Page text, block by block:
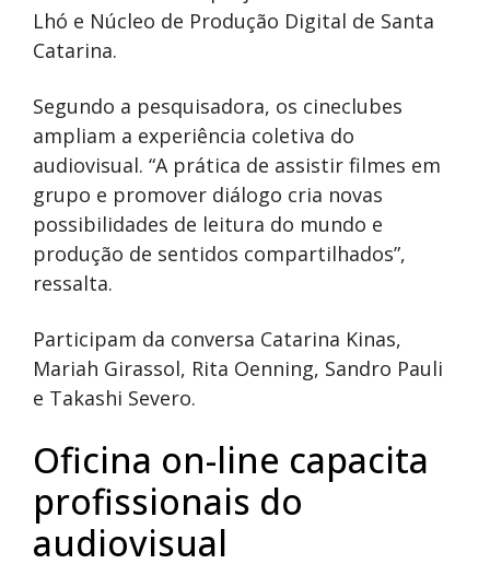
Lhó e Núcleo de Produção Digital de Santa
Catarina.
Segundo a pesquisadora, os cineclubes
ampliam a experiência coletiva do
audiovisual. “A prática de assistir filmes em
grupo e promover diálogo cria novas
possibilidades de leitura do mundo e
produção de sentidos compartilhados”,
ressalta.
Participam da conversa Catarina Kinas,
Mariah Girassol, Rita Oenning, Sandro Pauli
e Takashi Severo.
Oficina on-line capacita
profissionais do
audiovisual